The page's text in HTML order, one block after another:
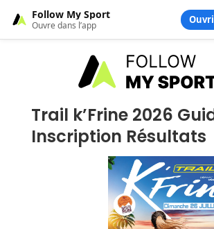
Trail k’Frine 2026
Inscription Résultats
Follow My Sport
Ouvre dans l’app